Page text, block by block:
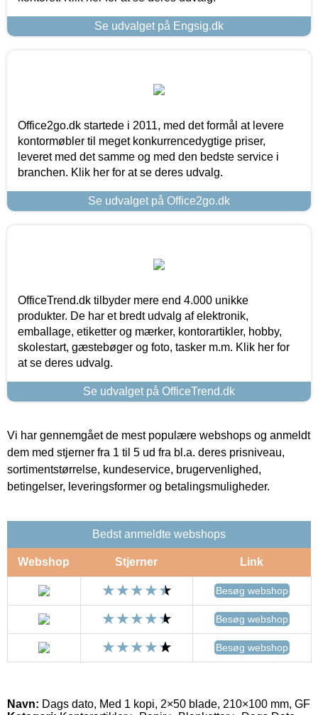
Se udvalget på Engsig.dk
Office2go.dk startede i 2011, med det formål at levere
kontormøbler til meget konkurrencedygtige priser,
leveret med det samme og med den bedste service i
branchen. Klik her for at se deres udvalg.
Se udvalget på Office2go.dk
OfficeTrend.dk tilbyder mere end 4.000 unikke
produkter. De har et bredt udvalg af elektronik,
emballage, etiketter og mærker, kontorartikler, hobby,
skolestart, gæstebøger og foto, tasker m.m. Klik her for
at se deres udvalg.
Se udvalget på OfficeTrend.dk
Vi har gennemgået de mest populære webshops og anmeldt
dem med stjerner fra 1 til 5 ud fra bl.a. deres prisniveau,
sortimentstørrelse, kundeservice, brugervenlighed,
betingelser, leveringsformer og betalingsmuligheder.
Bedst anmeldte webshops
Webshop Stjerner Link
Besøg webshop
Besøg webshop
Besøg webshop
Navn: Dags dato, Med 1 kopi, 2×50 blade, 210×100 mm, GF